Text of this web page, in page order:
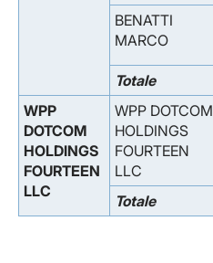
BENATTI
MARCO
Totale
WPP
DOTCOM
HOLDINGS
FOURTEEN
LLC
WPP DOTCOM
HOLDINGS
FOURTEEN
LLC
Totale